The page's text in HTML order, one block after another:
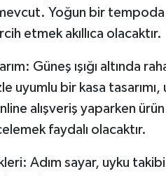
Yoğun bir tempoda
etmek akıllıca olacaktır.
Güneş ışığı altında
uyumlu bir kasa
alışveriş yaparken ürün
faydalı olacaktır.
Adım sayar, uyku